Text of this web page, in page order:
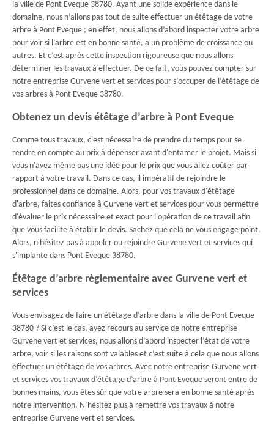
la ville de Pont Eveque 38780. Ayant une solide expérience dans le
domaine, nous n’allons pas tout de suite effectuer un étêtage de votre
arbre à Pont Eveque ; en effet, nous allons d’abord inspecter votre arbre
pour voir si l’arbre est en bonne santé, a un problème de croissance ou
autres. Et c’est après cette inspection rigoureuse que nous allons
déterminer les travaux à effectuer. De ce fait, vous pouvez compter sur
notre entreprise Gurvene vert et services pour s’occuper de l’étêtage de
vos arbres à Pont Eveque 38780.
Obtenez un devis étêtage d’arbre à Pont Eveque
Comme tous travaux, c'est nécessaire de prendre du temps pour se
rendre en compte au prix à dépenser avant d'entamer le projet. Mais si
vous n'avez même pas une idée pour le prix que vous allez coûter par
rapport à votre travail. Dans ce cas, il impératif de rejoindre le
professionnel dans ce domaine. Alors, pour vos travaux d'étêtage
d'arbre, faites confiance à Gurvene vert et services pour vous permettre
d'évaluer le prix nécessaire et exact pour l'opération de ce travail afin
que vous facilite à établir le devis. Sachez que cela ne vous engage point.
Alors, n'hésitez pas à appeler ou rejoindre Gurvene vert et services qui
s'implante dans Pont Eveque 38780.
Étêtage d’arbre règlementaire avec Gurvene vert et
services
Vous envisagez de faire un étêtage d’arbre dans la ville de Pont Eveque
38780 ? Si c’est le cas, ayez recours au service de notre entreprise
Gurvene vert et services, nous allons d’abord inspecter l’état de votre
arbre, voir si les raisons sont valables et c’est suite à cela que nous allons
effectuer un étêtage de vos arbres. Avec notre entreprise Gurvene vert
et services vos travaux d’étêtage d’arbre à Pont Eveque seront entre de
bonnes mains, vous êtes sûr que votre arbre sera en bonne santé après
notre intervention. N’hésitez plus à remettre vos travaux à notre
entreprise Gurvene vert et services.